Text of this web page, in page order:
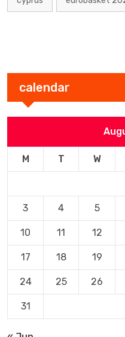
calendar
M T W
3 4 5
10 11 12
17 18 19
24 25 26
31